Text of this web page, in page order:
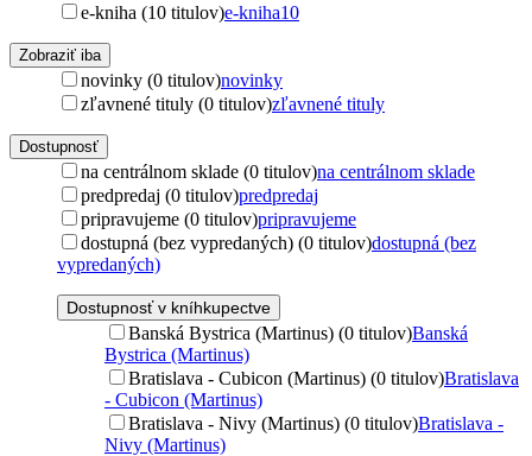
e-kniha (10 titulov)e-kniha10
Zobraziť iba
novinky (0 titulov)novinky
zľavnené tituly (0 titulov)zľavnené tituly
Dostupnosť
na centrálnom sklade (0 titulov)na centrálnom sklade
predpredaj (0 titulov)predpredaj
pripravujeme (0 titulov)pripravujeme
dostupná (bez vypredaných) (0 titulov)dostupná (bez
vypredaných)
Dostupnosť v kníhkupectve
Banská Bystrica (Martinus) (0 titulov)Banská
Bystrica (Martinus)
Bratislava - Cubicon (Martinus) (0 titulov)Bratislava
- Cubicon (Martinus)
Bratislava - Nivy (Martinus) (0 titulov)Bratislava -
Nivy (Martinus)